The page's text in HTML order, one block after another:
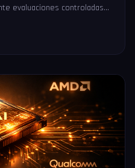
evaluaciones controladas